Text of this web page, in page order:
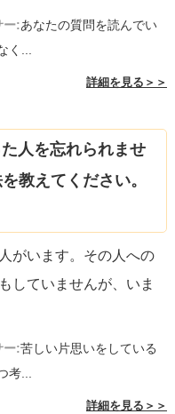
もしれません。
面を探すようになりま
ん。
おじいちゃん
ていますので、やるな
ー:あなたの質問を読んでい
く...
詳細を見る＞＞
人を忘れられませ
教えてください。
がいます。その人への
していませんが、いま
ー:苦しい片思いをしている
考...
詳細を見る＞＞